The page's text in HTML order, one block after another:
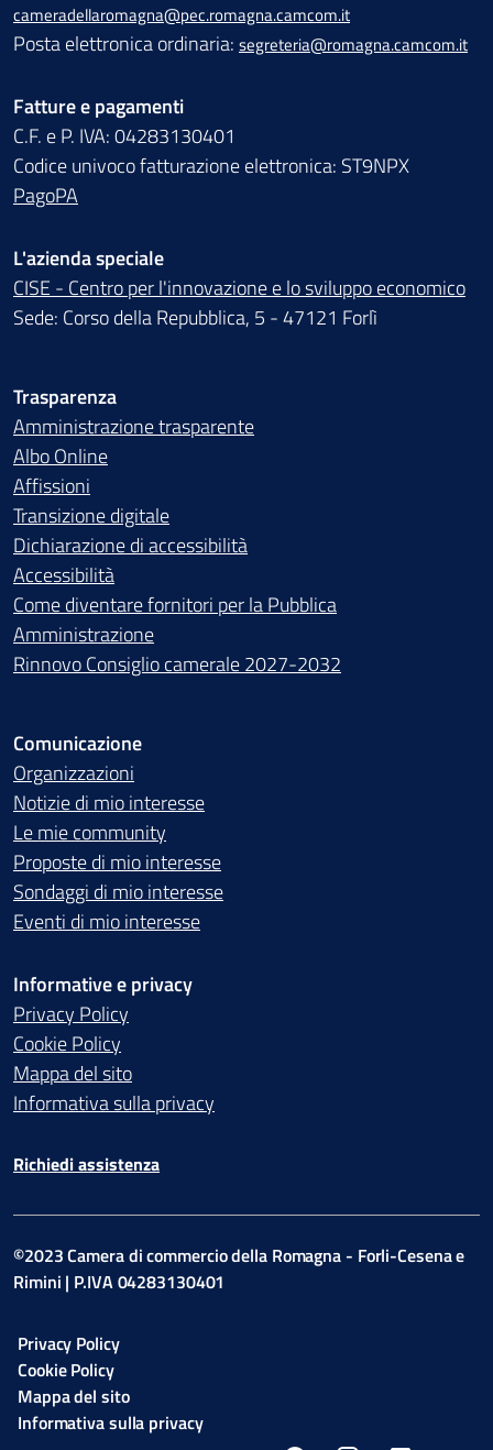
cameradellaromagna@pec.romagna.camcom.it
Posta elettronica ordinaria: segreteria@romagna.camcom.it
Fatture e pagamenti
C.F. e P. IVA: 04283130401
Codice univoco fatturazione elettronica: ST9NPX
PagoPA
L'azienda speciale
CISE - Centro per l'innovazione e lo sviluppo economico
Sede: Corso della Repubblica, 5 - 47121 Forlì
Trasparenza
Amministrazione trasparente
Albo Online
Affissioni
Transizione digitale
Dichiarazione di accessibilità
Accessibilità
Come diventare fornitori per la Pubblica
Amministrazione
Rinnovo Consiglio camerale 2027-2032
Comunicazione
Organizzazioni
Notizie di mio interesse
Le mie community
Proposte di mio interesse
Sondaggi di mio interesse
Eventi di mio interesse
Informative e privacy
Privacy Policy
Cookie Policy
Mappa del sito
Informativa sulla privacy
Richiedi assistenza
©2023 Camera di commercio della Romagna - Forli-Cesena e
Rimini | P.IVA 04283130401
Privacy Policy
Cookie Policy
Mappa del sito
Informativa sulla privacy